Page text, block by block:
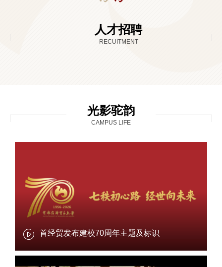
人才招聘
RECUITMENT
光影驼韵
CAMPUS LIFE
首经贸发布建校70周年主题及标识